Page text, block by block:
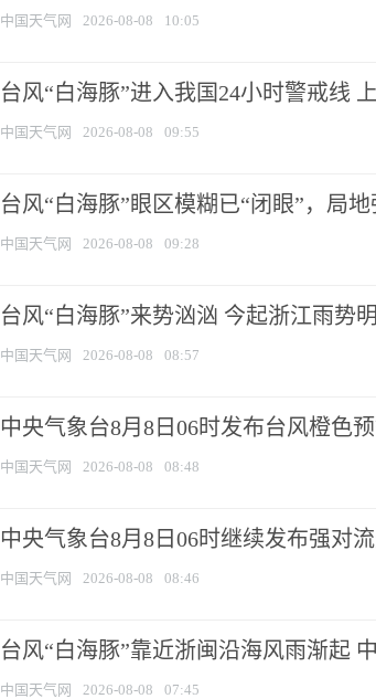
中国天气网 2026-08-08 10:05
台风“白海豚”进入我国24小时警戒线
中国天气网 2026-08-08 09:55
台风“白海豚”眼区模糊已“闭眼”，局
中国天气网 2026-08-08 09:28
台风“白海豚”来势汹汹 今起浙江雨势
中国天气网 2026-08-08 08:57
中央气象台8月8日06时发布台风橙色
中国天气网 2026-08-08 08:48
中央气象台8月8日06时继续发布强对
中国天气网 2026-08-08 08:46
台风“白海豚”靠近浙闽沿海风雨渐起
中国天气网 2026-08-08 07:45